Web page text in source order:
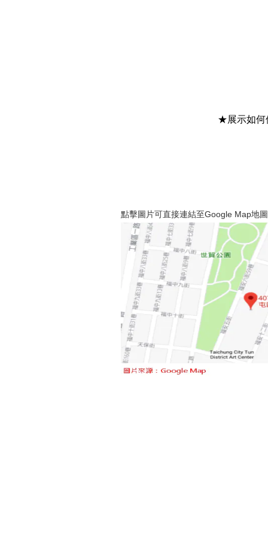
★展示如何
點擊圖片可直接連結至Google Map地圖